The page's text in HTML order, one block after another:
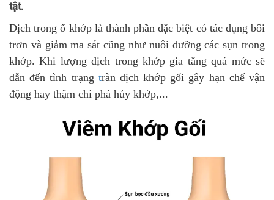
tật.
Dịch trong ổ khớp là thành phần đặc biệt có tác dụng bôi
trơn và giảm ma sát cũng như nuôi dưỡng các sụn trong
khớp. Khi lượng dịch trong khớp gia tăng quá mức sẽ
dẫn đến tình trạng tràn dịch khớp gối gây hạn chế vận
động hay thậm chí phá hủy khớp,...